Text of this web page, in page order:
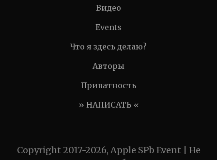
Видео
Events
Что я здесь делаю?
Авторы
Приватность
» НАПИСАТЬ «
Copyright 2017-2026, Apple SPb Event | Не